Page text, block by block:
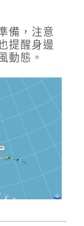
備，注意
提醒身邊
動態。